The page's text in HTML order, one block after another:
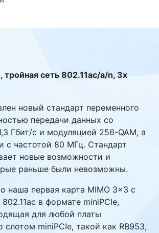
ПК
тройная сеть 802.11ac/a/n, 3x
новый стандарт переменного
передачи данных со
Гбит/с и модуляцией 256-QAM, а
с частотой 80 МГц. Стандарт
новые возможности и
раньше были невозможны.
наша первая карта MIMO 3x3 с
в формате miniPCIe,
для любой платы
слотом miniPCIe, такой как RB953,